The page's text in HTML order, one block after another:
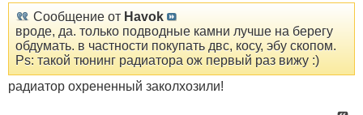
Сообщение от Havok
вроде, да. только подводные камни лучше на берегу
обдумать. в частности покупать двс, косу, эбу скопом.
Ps: такой тюнинг радиатора ож первый раз вижу :)
радиатор охрененный заколхозили!